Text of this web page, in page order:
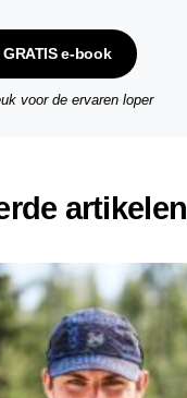
e-book
voor de ervaren loper
artikelen